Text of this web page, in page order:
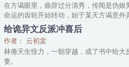
在方谒眼里，曲辞过分清秀，传闻是伪娘
命运的齿轮开始转动，始于某天方谒意外
娃娃。
方谒：他来了他到底是冲着我来了！
曲辞：赔钱赔钱赔钱！
一个要维权，一个防敲竹杠，俩人就这么
知道方谒恐同，曲辞决定采取非常规手段
给诡异文反派冲喜后
作者： 云初棠
林倦天生怪力，一朝穿越，成了书中给大
妻。